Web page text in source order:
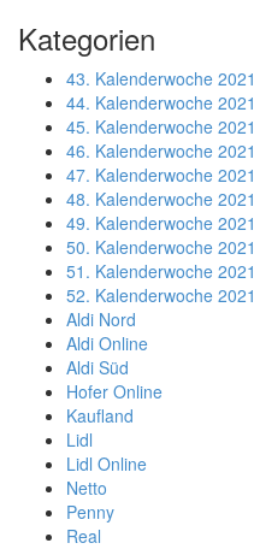
Kategorien
43. Kalenderwoche 2021
44. Kalenderwoche 2021
45. Kalenderwoche 2021
46. Kalenderwoche 2021
47. Kalenderwoche 2021
48. Kalenderwoche 2021
49. Kalenderwoche 2021
50. Kalenderwoche 2021
51. Kalenderwoche 2021
52. Kalenderwoche 2021
Aldi Nord
Aldi Online
Aldi Süd
Hofer Online
Kaufland
Lidl
Lidl Online
Netto
Penny
Real